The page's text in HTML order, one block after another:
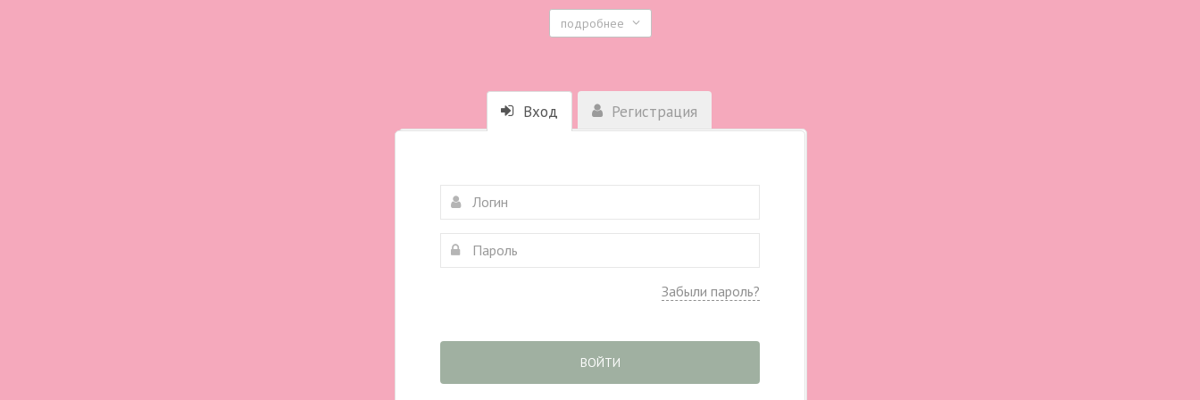
подробнее
Вход Регистрация
Забыли пароль?
ВОЙТИ